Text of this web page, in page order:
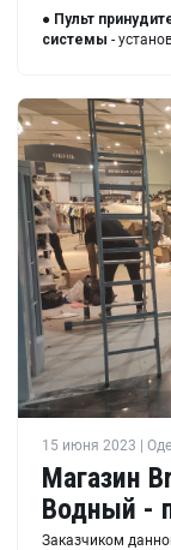
● Пульт
системы -
15 июня 2023 |
Магазин
Водный -
Заказчиком